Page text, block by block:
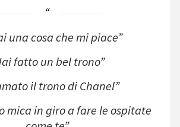
una cosa che mi piace”
fatto un bel trono”
il trono di Chanel”
mica in giro a fare le ospitate